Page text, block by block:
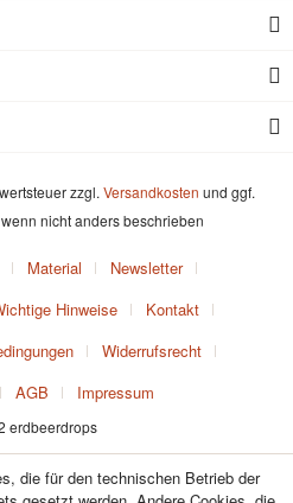
zzgl. Versandkosten und ggf.
nicht anders beschrieben
Material
Newsletter
Hinweise
Kontakt
Widerrufsrecht
AGB Impressum
erdbeerdrops
die für den technischen Betrieb der